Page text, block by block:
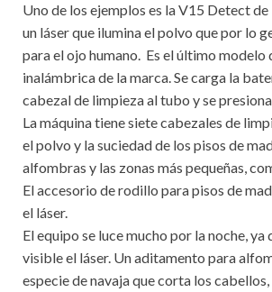
Uno de los ejemplos es la V15 Detect
un láser que ilumina el polvo que por lo
para el ojo humano. Es el último modelo
inalámbrica de la marca. Se carga la
cabezal de limpieza al tubo y se
La máquina tiene siete cabezales de
el polvo y la suciedad de los pisos de
alfombras y las zonas más pequeñas,
El accesorio de rodillo para pisos de
el láser.
El equipo se luce mucho por la noche, ya
visible el láser. Un aditamento para
especie de navaja que corta los